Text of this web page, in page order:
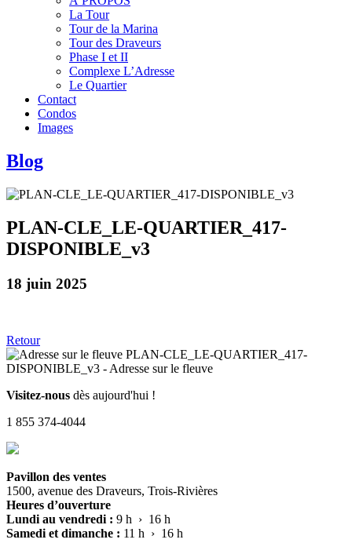
La Tour
Tour de la Marina
Tour des Draveurs
Phase I et II
Complexe L’Adresse
Le Quartier
Contact
Condos
Images
Blog
PLAN-CLE_LE-QUARTIER_417-
DISPONIBLE_v3
18 juin 2025
Retour
Visitez-nous dès aujourd'hui !
1 855 374-4044
Pavillon des ventes
1500, avenue des Draveurs, Trois-Rivières
Heures d’ouverture
Lundi au vendredi : 9 h › 16 h
Samedi et dimanche : 11 h › 16 h